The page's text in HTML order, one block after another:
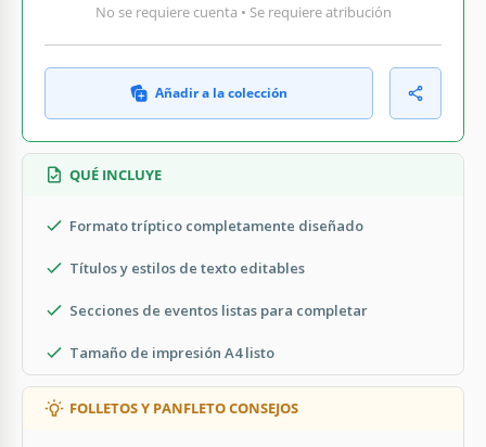
No se requiere cuenta • Se requiere atribución
Añadir a la colección
QUÉ INCLUYE
Formato tríptico completamente diseñado
Títulos y estilos de texto editables
Secciones de eventos listas para completar
Tamaño de impresión A4 listo
FOLLETOS Y PANFLETO CONSEJOS